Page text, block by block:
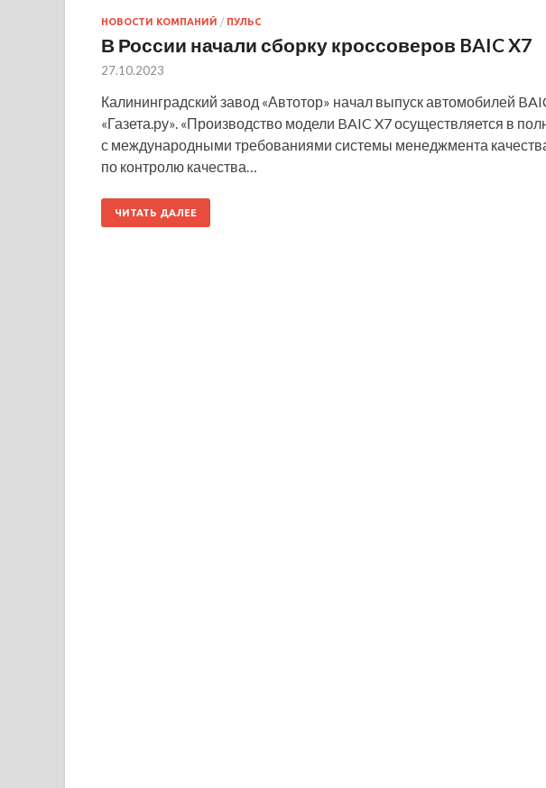
НОВОСТИ КОМПАНИЙ / ПУЛЬС
В России начали сборку кроссоверов BAIC X7
27.10.2023
Калининградский завод «Автотор» начал выпуск автомобилей
«Газета.ру». «Производство модели BAIC X7 осуществляется в
с международными требованиями системы менеджмента
по контролю качества…
ЧИТАТЬ ДАЛЕЕ